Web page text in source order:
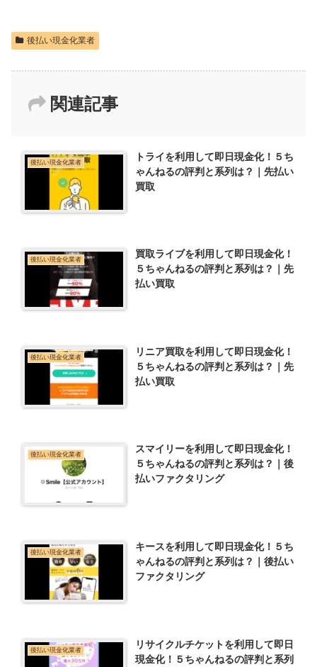
後払い現金化業者
関連記事
後払い現金化業者
トライを利用して即日現金化！５ち
ゃんねるの評判と系列は？｜先払い
買取
後払い現金化業者
買取ライブを利用して即日現金化！
５ちゃんねるの評判と系列は？｜先
払い買取
後払い現金化業者
リニア買取を利用して即日現金化！
５ちゃんねるの評判と系列は？｜先
払い買取
後払い現金化業者
スマイリーを利用して即日現金化！
５ちゃんねるの評判と系列は？｜後
払いファクタリング
後払い現金化業者
キースを利用して即日現金化！５ち
ゃんねるの評判と系列は？｜後払い
ファクタリング
後払い現金化業者
リサイクルチケットを利用して即日
現金化！５ちゃんねるの評判と系列